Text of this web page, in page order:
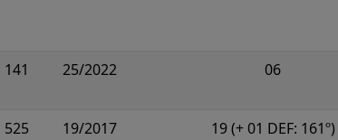
141 25/2022 06
525 19/2017 19 (+ 01 DEF: 161º)